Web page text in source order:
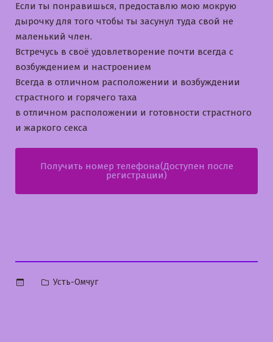
Если ты понравишься, предоставлю мою мокрую
дырочку для того чтобы ты засунул туда свой не
маленький член.
Встречусь в своё удовлетворение почти всегда с
возбуждением и настроением
Всегда в отличном расположении и возбуждении
страстного и горячего таха
в отличном расположении и готовности страстного
и жаркого секса
Получить номер телефона(Доступен после
регистрации)
Опубликовано
Усть-Омчуг